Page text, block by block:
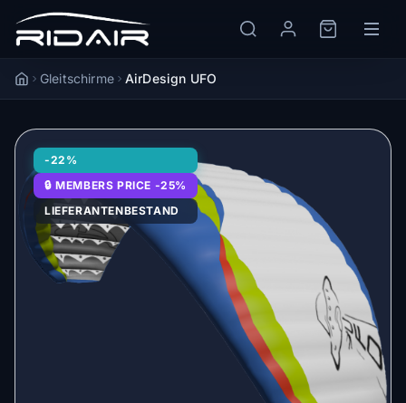
AccueilGleitschirme AirDesign UFO
-22%
🔒 MEMBERS PRICE -25%
LIEFERANTENBESTAND